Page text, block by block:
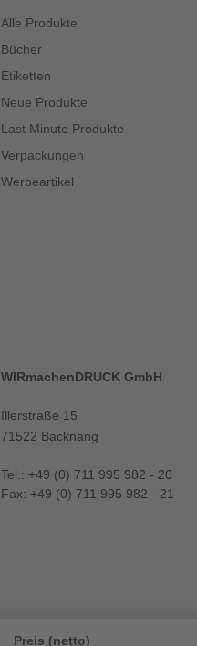
Preis (netto)
Alle Produkte
Bücher
Etiketten
Neue Produkte
Last Minute Produkte
Verpackungen
Werbeartikel
WIRmachenDRUCK GmbH
Illerstraße 15
71522 Backnang
Tel.: +49 (0) 711 995 982 - 20
Fax: +49 (0) 711 995 982 - 21